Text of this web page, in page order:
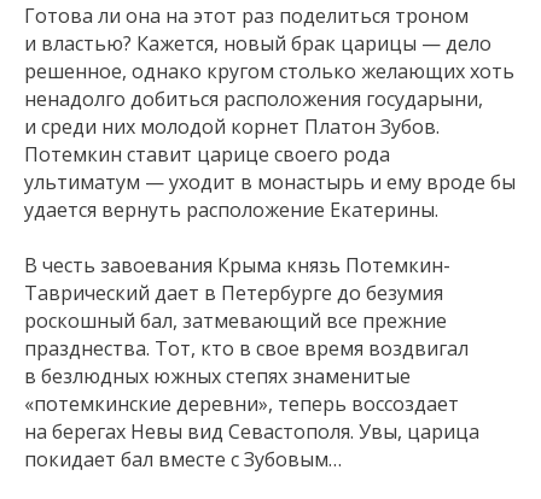
Готова ли она на этот раз поделиться троном
и властью? Кажется, новый брак царицы — дело
решенное, однако кругом столько желающих хоть
ненадолго добиться расположения государыни,
и среди них молодой корнет Платон Зубов.
Потемкин ставит царице своего рода
ультиматум — уходит в монастырь и ему вроде бы
удается вернуть расположение Екатерины.
В честь завоевания Крыма князь Потемкин-
Таврический дает в Петербурге до безумия
роскошный бал, затмевающий все прежние
празднества. Тот, кто в свое время воздвигал
в безлюдных южных степях знаменитые
«потемкинские деревни», теперь воссоздает
на берегах Невы вид Севастополя. Увы, царица
покидает бал вместе с Зубовым…